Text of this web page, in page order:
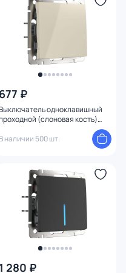
677 ₽
одноклавишный
(слоновая кость)
В наличии 500 шт.
1 280 ₽